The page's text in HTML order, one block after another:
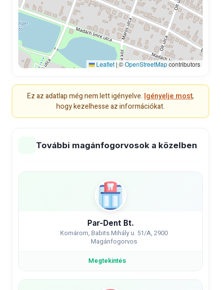
Leaflet |©OpenStreetMapcontributors
Ez az adatlap még nem lett igényelve. Igényelje most,
hogy kezelhesse az információkat.
További magánfogorvosok a közelben
Par-Dent Bt.
Komárom, Babits Mihály u. 51/A, 2900
Magánfogorvos
Megtekintés